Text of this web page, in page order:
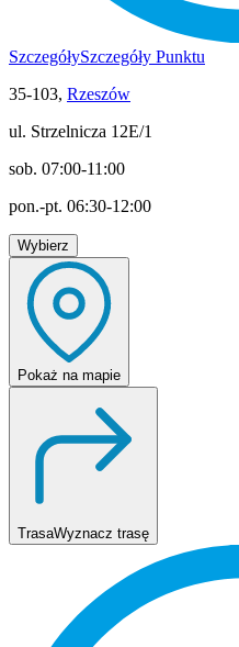
SzczegółySzczegóły Punktu
35-103, Rzeszów
ul. Strzelnicza 12E/1
sob. 07:00-11:00
pon.-pt. 06:30-12:00
Wybierz
Pokaż na mapie
TrasaWyznacz trasę